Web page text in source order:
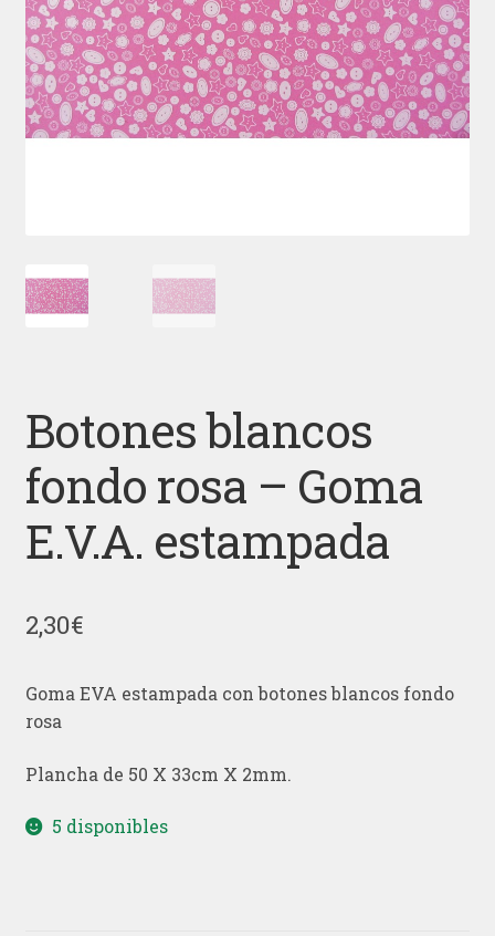
Botones blancos
fondo rosa – Goma
E.V.A. estampada
2,30€
Goma EVA estampada con botones blancos fondo
rosa
Plancha de 50 X 33cm X 2mm.
5 disponibles